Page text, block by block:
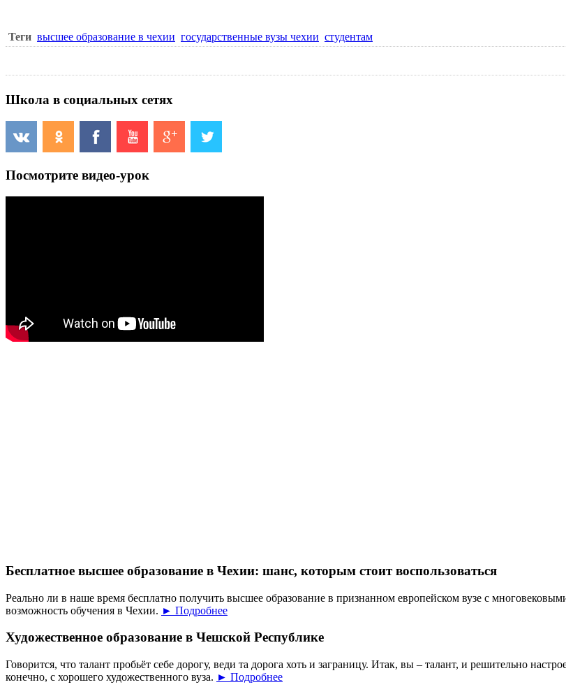
Теги высшее образование в чехии государственные вузы чехии студентам
Школа в социальных сетях
Посмотрите видео-урок
Бесплатное высшее образование в Чехии: шанс, которым стоит воспользоваться
Реально ли в наше время бесплатно получить высшее образование в признанном европейском вузе с
возможность обучения в Чехии. ► Подробнее
Художественное образование в Чешской Республике
Говорится, что талант пробьёт себе дорогу, веди та дорога хоть и заграницу. Итак, вы – талант, и решительно
конечно, с хорошего художественного вуза. ► Подробнее